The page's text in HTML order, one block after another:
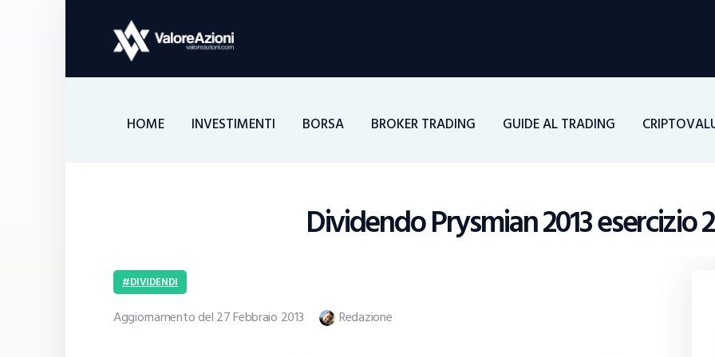
HOME INVESTIMENTI BORSA BROKER TRADING GUIDE AL TRADING
Dividendo Prysmian 2013 esercizio
Investimenti
Borsa
Guide Al Trading
Criptovalute
DIVIDENDI
Aggiornamento del 27 Febbraio 2013 Redazione